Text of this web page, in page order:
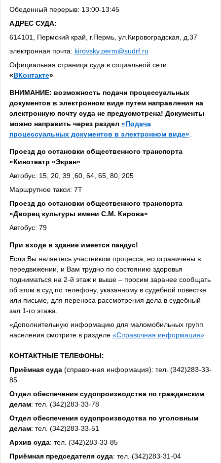
Обеденный перерыв: 13:00-13:45
АДРЕС СУДА:
614101, Пермский край, г.Пермь, ул.Кировоградская, д.37
электронная почта: kirovsky.perm@sudrf.ru
Официальная страница суда в социальной сети
«ВКонтакте»
ВНИМАНИЕ: возможность подачи процессуальных
документов в электронном виде путем направления на
электронную почту суда не предусмотрена! Документы
можно направить через раздел «Подача
процессуальных документов в электронном виде».
Проезд до остановки общественного транспорта
«Кинотеатр «Экран»
Автобус: 15, 20, 39 ,60, 64, 65, 80, 205
Маршрутное такси: 7Т
Проезд до остановки общественного транспорта
«Дворец культуры имени С.М. Кирова»
Автобус: 79
При входе в здание имеется пандус!
Если Вы являетесь участником процесса, но ограничены в
передвижении, и Вам трудно по состоянию здоровья
подниматься на 2-й этаж и выше – просим заранее сообщать
об этом в суд по телефону, указанному в судебной повестке
или письме, для переноса рассмотрения дела в судебный
зал 1-го этажа.
«Дополнительную информацию для маломобильных групп
населения смотрите в разделе «Справочная информация»
КОНТАКТНЫЕ ТЕЛЕФОНЫ:
Приёмная суда(справочная информация): тел. (342)283-33-
85
Отдел обеспечения судопроизводства по гражданским
делам: тел. (342)283-33-78
Отдел обеспечения судопроизводства по уголовным
делам: тел. (342)283-33-51
Архив суда: тел. (342)283-33-85
Приёмная председателя суда: тел. (342)283-31-04